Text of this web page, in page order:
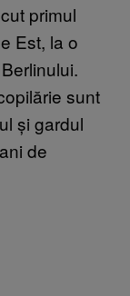
primul
Est, la o
sunt
și gardul
de